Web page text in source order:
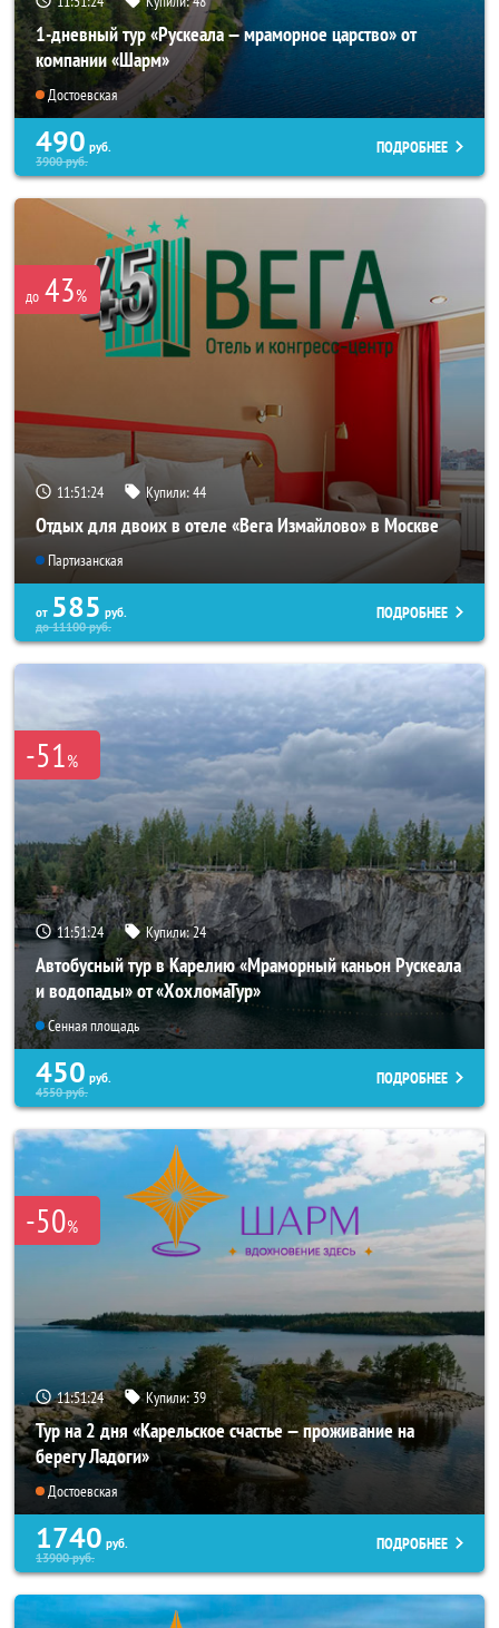
1-дневный тур «Рускеала — мраморное царство» от
компании «Шарм»
Достоевская
490 руб.
3900руб.
ПОДРОБНЕЕ
до 43%
11:51:20 Купили:44
Отдых для двоих в отеле «Вега Измайлово» в Москве
Партизанская
от 585 руб.
до11100руб.
ПОДРОБНЕЕ
-51%
11:51:20 Купили:24
Автобусный тур в Карелию «Мраморный каньон Рускеала
и водопады» от «ХохломаТур»
Сенная площадь
450 руб.
4550руб.
ПОДРОБНЕЕ
-50%
11:51:20 Купили:39
Тур на 2 дня «Карельское счастье — проживание на
берегу Ладоги»
Достоевская
1740 руб.
13900руб.
ПОДРОБНЕЕ